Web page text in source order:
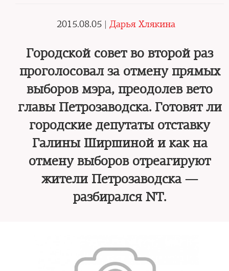
2015.08.05 | Дарья Хлякина
Городской совет во второй раз
проголосовал за отмену прямых
выборов мэра, преодолев вето
главы Петрозаводска. Готовят ли
городские депутаты отставку
Галины Ширшиной и как на
отмену выборов отреагируют
жители Петрозаводска —
разбирался NT.